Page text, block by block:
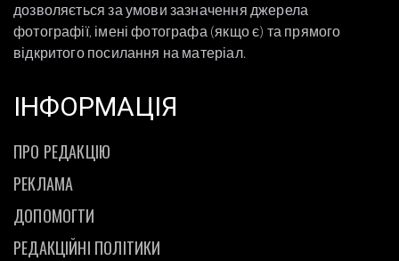
дозволяється за умови зазначення джерела
фотографії, імені фотографа (якщо є) та прямого
відкритого посилання на матеріал.
ІНФОРМАЦІЯ
ПРО РЕДАКЦІЮ
РЕКЛАМА
ДОПОМОГТИ
РЕДАКЦІЙНІ ПОЛІТИКИ